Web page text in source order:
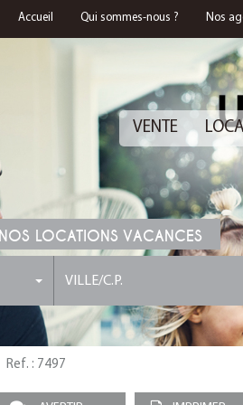
Accueil Qui sommes-nous ? Nos
VENTE
NOS LOCATIONS VACANCES
VILLE/C.P.
Ref. : 7497